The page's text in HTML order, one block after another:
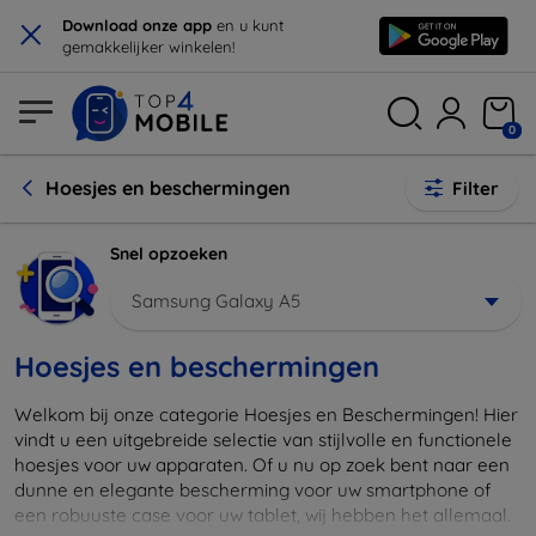
× Download onze app en u kunt
gemakkelijker winkelen!
0
Hoesjes en beschermingen Filter
Snel opzoeken
Samsung Galaxy A5
Hoesjes en beschermingen
Welkom bij onze categorie Hoesjes en Beschermingen! Hier
vindt u een uitgebreide selectie van stijlvolle en functionele
hoesjes voor uw apparaten. Of u nu op zoek bent naar een
dunne en elegante bescherming voor uw smartphone of
een robuuste case voor uw tablet, wij hebben het allemaal.